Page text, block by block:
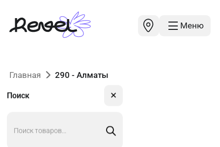
Меню
Поиск ✕
Главная 290 - Алматы
290в Алматы